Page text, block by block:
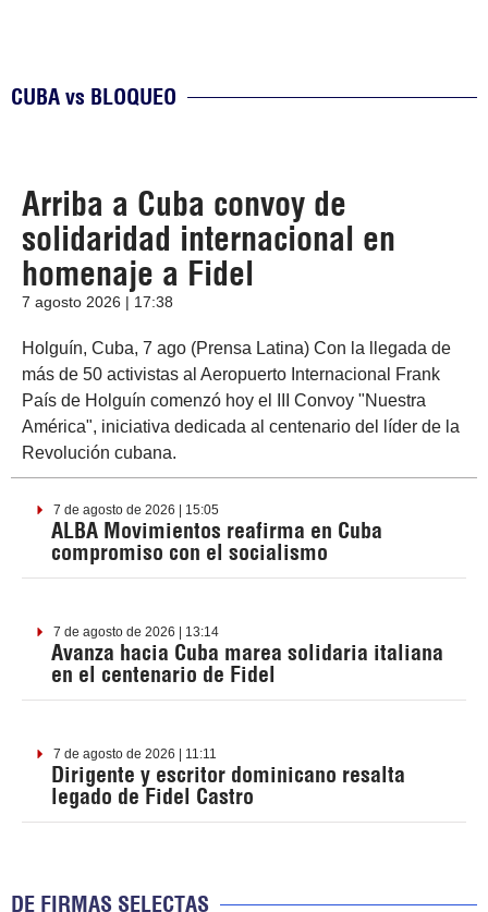
CUBA vs BLOQUEO
Arriba a Cuba convoy de
solidaridad internacional en
homenaje a Fidel
7 agosto 2026 | 17:38
Holguín, Cuba, 7 ago (Prensa Latina) Con la llegada de
más de 50 activistas al Aeropuerto Internacional Frank
País de Holguín comenzó hoy el III Convoy "Nuestra
América", iniciativa dedicada al centenario del líder de la
Revolución cubana.
7 de agosto de 2026 | 15:05
ALBA Movimientos reafirma en Cuba
compromiso con el socialismo
7 de agosto de 2026 | 13:14
Avanza hacia Cuba marea solidaria italiana
en el centenario de Fidel
7 de agosto de 2026 | 11:11
Dirigente y escritor dominicano resalta
legado de Fidel Castro
DE FIRMAS SELECTAS